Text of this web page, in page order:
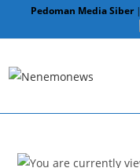
Pedoman Media Siber|